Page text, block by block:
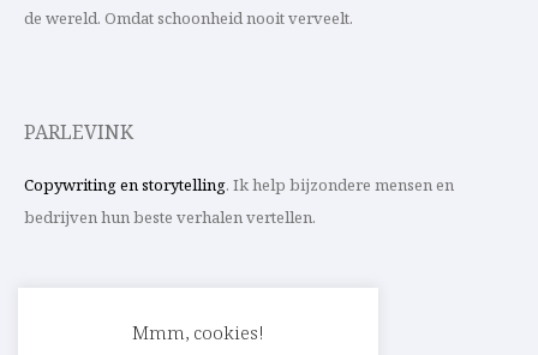
de wereld. Omdat schoonheid nooit verveelt.
PARLEVINK
Copywriting en storytelling. Ik help bijzondere mensen en
bedrijven hun beste verhalen vertellen.
Mmm, cookies!